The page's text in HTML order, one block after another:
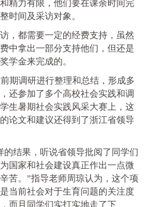
精力有限，他们要在课余时间完
时间及采访对象。
，都需要一定的经费支持，虽然
中拿出一部分支持他们，但还是
学金来完成的。
期调研进行整理和总结，形成多
还参加了多个高校社会实践和调
生暑期社会实践风采大赛上，这
论文和建议还得到了浙江省领导
的结果，听说省领导批阅了同学们
国家和社会建设真正作出一点微
苦。”指导老师周琼认为，这个项
当前社会对于生育问题的关注度
而且同学们实打实地走了下